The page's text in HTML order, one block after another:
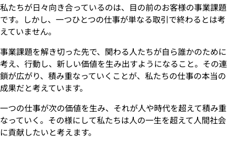
私たちが日々向き合っているのは、目の前のお客様の事業課題
です。しかし、一つひとつの仕事が単なる取引で終わるとは考
えていません。
事業課題を解き切った先で、関わる人たちが自ら誰かのために
考え、行動し、新しい価値を生み出すようになること。その連
鎖が広がり、積み重なっていくことが、私たちの仕事の本当の
成果だと考えています。
一つの仕事が次の価値を生み、それが人や時代を超えて積み重
なっていく。その様にして私たちは人の一生を超えて人間社会
に貢献したいと考えます。